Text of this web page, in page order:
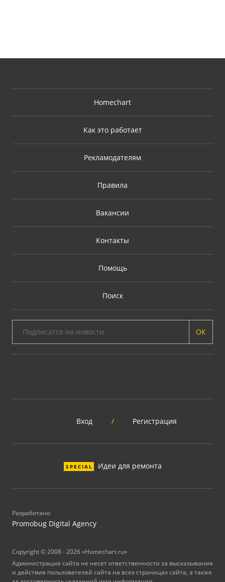
Homechart
Как это работает
Рекламодателям
Правила
Вакансии
Контакты
Помощь
Поиск
ОК
Вход / Регистрация
SPECIAL Идеи для ремонта
Разработано
Promobug Digital Agency
Copyright © 2008 - 2026 «Homechart.ru»
Администрация сайта не несет ответственности за высказывания
и действия пользователей сайта на всех страницах сайта, а также